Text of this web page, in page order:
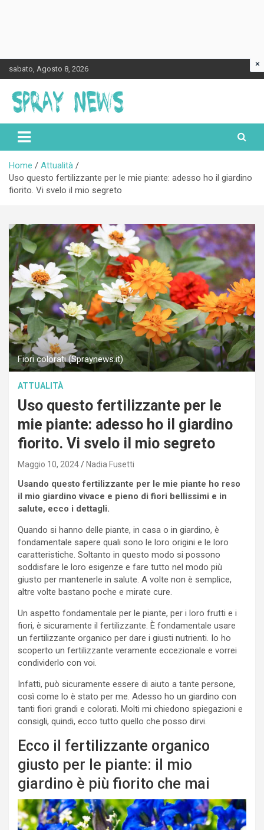
to
content
sabato, Agosto 8, 2026
Spraynews.it
Home
Attualità
Uso questo fertilizzante per le mie piante: adesso ho il giardino
fiorito. Vi svelo il mio segreto
Fiori colorati (Spraynews.it)
ATTUALITÀ
Uso questo fertilizzante per le
mie piante: adesso ho il giardino
fiorito. Vi svelo il mio segreto
Maggio 10, 2024 Nadia Fusetti
Usando questo fertilizzante per le mie piante ho reso
il mio giardino vivace e pieno di fiori bellissimi e in
salute, ecco i dettagli.
Quando si hanno delle piante, in casa o in giardino, è
fondamentale sapere quali sono le loro origini e le loro
caratteristiche. Soltanto in questo modo si possono
soddisfare le loro esigenze e fare tutto nel modo più
giusto per mantenerle in salute. A volte non è semplice,
altre volte bastano poche e mirate cure.
Un aspetto fondamentale per le piante, per i loro frutti e i
fiori, è sicuramente il fertilizzante. È fondamentale usare
un fertilizzante organico per dare i giusti nutrienti. Io ho
scoperto un fertilizzante veramente eccezionale e vorrei
condividerlo con voi.
Infatti, può sicuramente essere di aiuto a tante persone,
così come lo è stato per me. Adesso ho un giardino con
tanti fiori grandi e colorati. Molti mi chiedono spiegazioni e
consigli, quindi, ecco tutto quello che posso dirvi.
Ecco il fertilizzante organico
giusto per le piante: il mio
giardino è più fiorito che mai
×